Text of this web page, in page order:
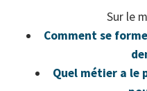
Sur le
Comment se
Quel métier a le